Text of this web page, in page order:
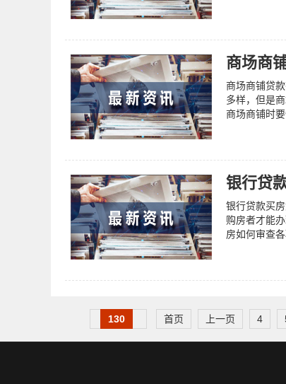
商场商
商场商铺贷
多样，但是
商场商铺时
银行贷
银行贷款买
购房者才能
房如何审查各
130 首页 上一页 4